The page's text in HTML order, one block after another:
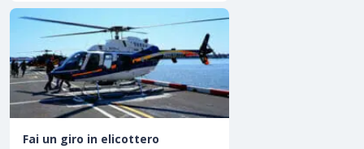
Fai un giro in elicottero